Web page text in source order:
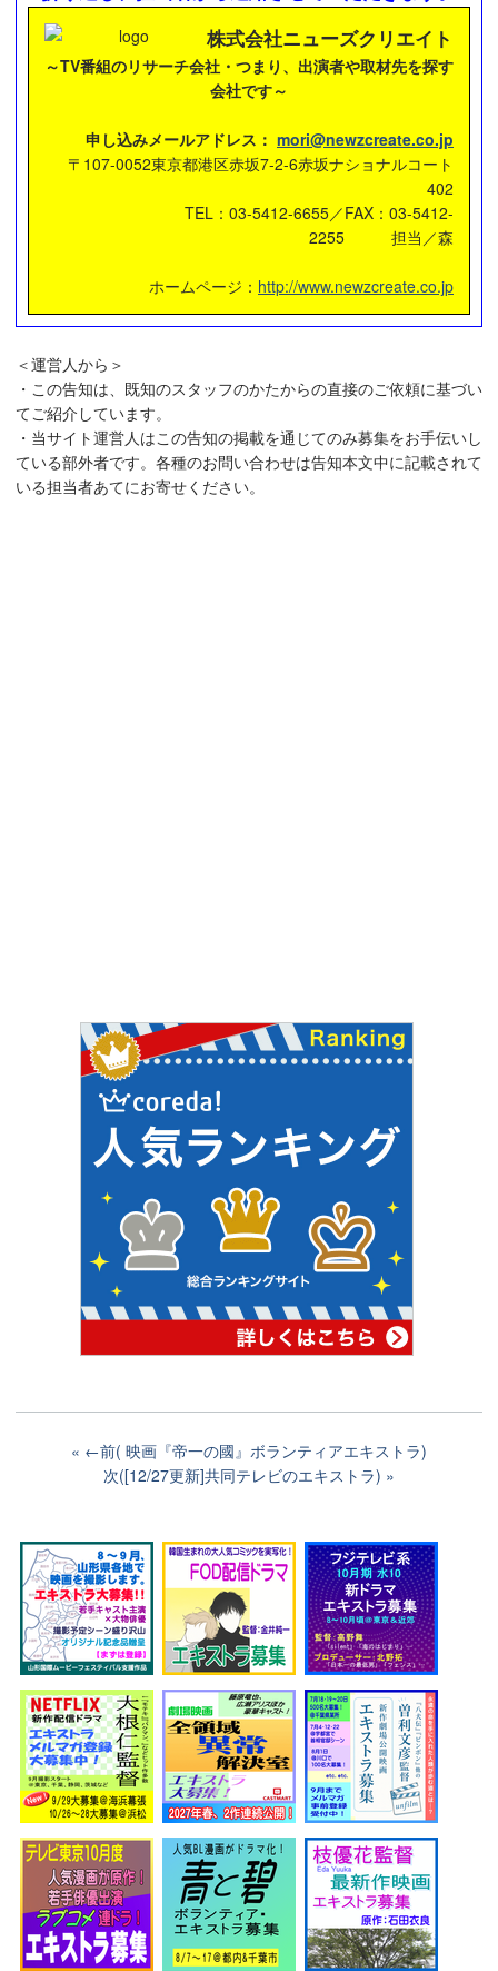
株式会社ニューズクリエイト
～TV番組のリサーチ会社・つまり、出演者や取材先を探す
会社です～
申し込みメールアドレス： mori@newzcreate.co.jp
〒107-0052東京都港区赤坂7-2-6赤坂ナショナルコート
402
TEL：03-5412-6655／FAX：03-5412-
2255 担当／森
ホームページ： http://www.newzcreate.co.jp
＜運営人から＞
・この告知は、既知のスタッフのかたからの直接のご依頼に基づい
てご紹介しています。
・当サイト運営人はこの告知の掲載を通じてのみ募集をお手伝いし
ている部外者です。各種のお問い合わせは告知本文中に記載されて
いる担当者あてにお寄せください。
←前( 映画『帝一の國』ボランティアエキストラ)
次([12/27更新]共同テレビのエキストラ)